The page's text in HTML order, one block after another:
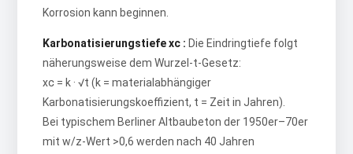
Korrosion kann beginnen.
Karbonatisierungstiefe xᴄ : Die Eindringtiefe folgt
näherungsweise dem Wurzel-t-Gesetz:
xᴄ = k · √t (k = materialabhängiger
Karbonatisierungskoeffizient, t = Zeit in Jahren).
Bei typischem Berliner Altbaubeton der 1950er–70er
mit w/z-Wert >0,6 werden nach 40 Jahren